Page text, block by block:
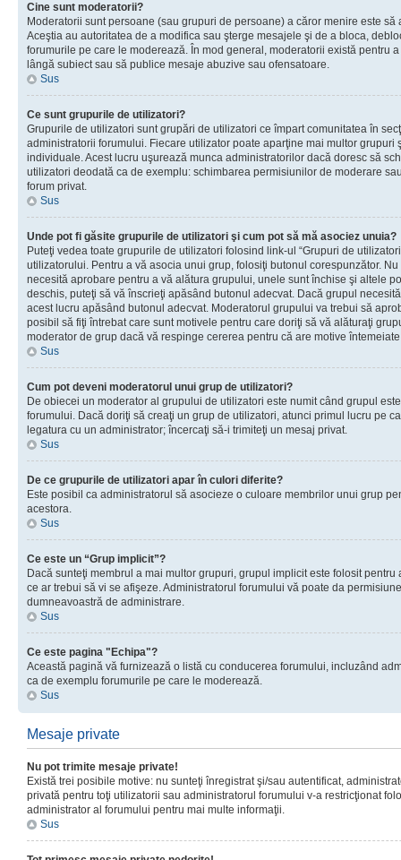
Cine sunt moderatorii?
Moderatorii sunt persoane (sau grupuri de persoane) a căror menire este
Aceştia au autoritatea de a modifica sau şterge mesajele şi de a bloca,
forumurile pe care le moderează. În mod general, moderatorii există pentru
lângă subiect sau să publice mesaje abuzive sau ofensatoare.
Sus
Ce sunt grupurile de utilizatori?
Grupurile de utilizatori sunt grupări de utilizatori ce împart comunitatea în
administratorii forumului. Fiecare utilizator poate aparţine mai multor grupuri
individuale. Acest lucru uşurează munca administratorilor dacă doresc să
utilizatori deodată ca de exemplu: schimbarea permisiunilor de moderare
forum privat.
Sus
Unde pot fi găsite grupurile de utilizatori şi cum pot să mă asociez unuia?
Puteţi vedea toate grupurile de utilizatori folosind link-ul “Grupuri de
utilizatorului. Pentru a vă asocia unui grup, folosiţi butonul corespunzător.
necesită aprobare pentru a vă alătura grupului, unele sunt închise şi altele
deschis, puteţi să vă înscrieţi apăsând butonul adecvat. Dacă grupul
acest lucru apăsând butonul adecvat. Moderatorul grupului va trebui să
posibil să fiţi întrebat care sunt motivele pentru care doriţi să vă alăturaţi
moderator de grup dacă vă respinge cererea pentru că are motive
Sus
Cum pot deveni moderatorul unui grup de utilizatori?
De obiecei un moderator al grupului de utilizatori este numit când grupul
forumului. Dacă doriţi să creaţi un grup de utilizatori, atunci primul lucru pe
legatura cu un administrator; încercaţi să-i trimiteţi un mesaj privat.
Sus
De ce grupurile de utilizatori apar în culori diferite?
Este posibil ca administratorul să asocieze o culoare membrilor unui grup
acestora.
Sus
Ce este un “Grup implicit”?
Dacă sunteţi membrul a mai multor grupuri, grupul implicit este folosit
ce ar trebui să vi se afişeze. Administratorul forumului vă poate da
dumneavoastră de administrare.
Sus
Ce este pagina "Echipa"?
Această pagină vă furnizează o listă cu conducerea forumului, incluzând
ca de exemplu forumurile pe care le moderează.
Sus
Mesaje private
Nu pot trimite mesaje private!
Există trei posibile motive: nu sunteţi înregistrat şi/sau autentificat,
privată pentru toţi utilizatorii sau administratorul forumului v-a restricţionat
administrator al forumului pentru mai multe informaţii.
Sus